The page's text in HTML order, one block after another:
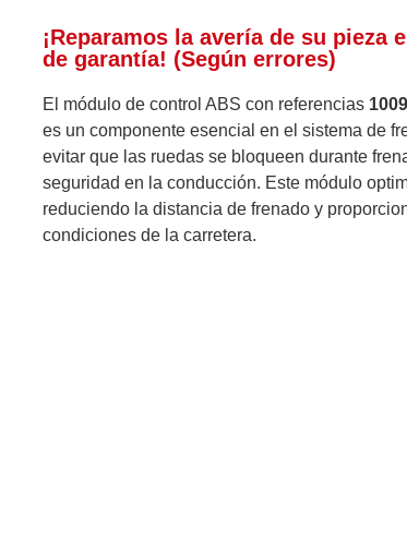
¡Reparamos la avería de su pieza
de garantía! (Según errores)
El módulo de control ABS con referencias
es un componente esencial en el sistema de
evitar que las ruedas se bloqueen durante
seguridad en la conducción. Este módulo
reduciendo la distancia de frenado y
condiciones de la carretera.